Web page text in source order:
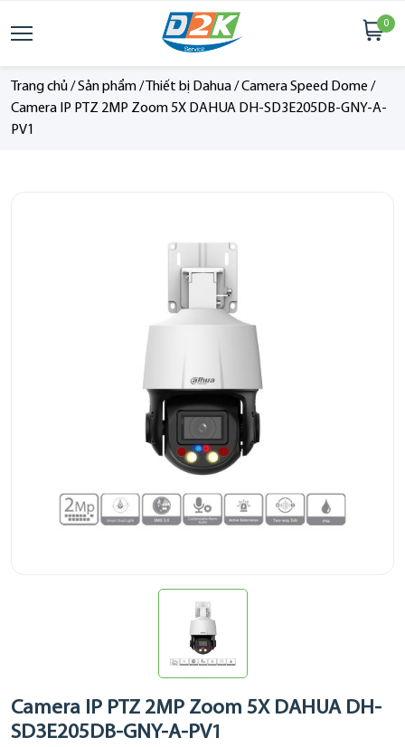
0
Trang chủ/Sản phẩm/ Thiết bị Dahua/Camera Speed Dome/
Camera IP PTZ 2MP Zoom 5X DAHUA DH-SD3E205DB-GNY-A-
PV1
Camera IP PTZ 2MP Zoom 5X DAHUA DH-
SD3E205DB-GNY-A-PV1